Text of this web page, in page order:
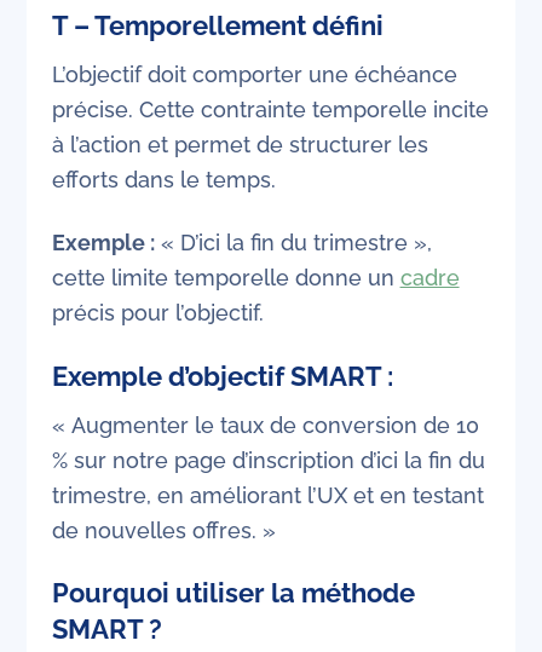
T – Temporellement défini
L’objectif doit comporter une échéance
précise. Cette contrainte temporelle incite
à l’action et permet de structurer les
efforts dans le temps.
Exemple :« D’ici la fin du trimestre »,
cette limite temporelle donne un cadre
précis pour l’objectif.
Exemple d’objectif SMART :
« Augmenter le taux de conversion de 10
% sur notre page d’inscription d’ici la fin du
trimestre, en améliorant l’UX et en testant
de nouvelles offres. »
Pourquoi utiliser la méthode
SMART ?